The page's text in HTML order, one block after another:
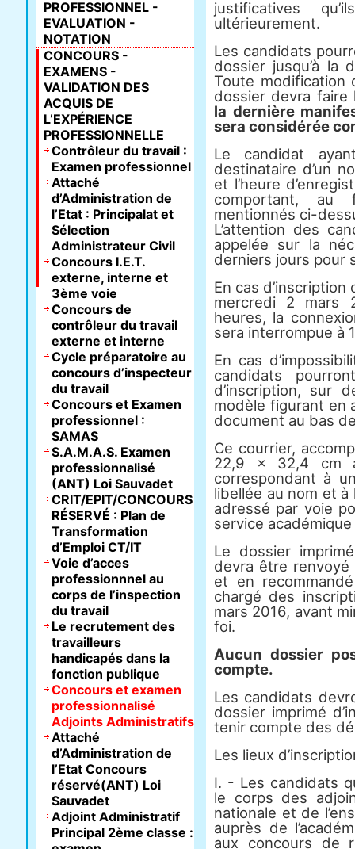
justificatives
ultérieurement.
Les candidats
dossier jusqu’à la
Toute modification
dossier devra faire
la dernière
sera considérée
Le candidat
destinataire d’un
et l’heure
comportant, au
mentionnés ci-
L’attention des
appelée sur la
derniers jours pour
En cas
mercredi 2 mars
heures, la
sera interrompue à
En cas
candidats
d’inscription, sur
modèle figurant en
document au bas
Ce courrier,
22,9 × 32,4 cm
correspondant à
libellée au nom et à
adressé par voie
service
Le dossier
devra être
et en
chargé des
mars 2016, avant
foi.
Aucun dossier
compte.
Les candidats
dossier imprimé
tenir compte des
Les lieux
I. - Les candidats
le corps des
nationale et de
auprès de
aux concours de
PROFESSIONNEL -
EVALUATION -
NOTATION
CONCOURS -
EXAMENS -
VALIDATION DES
ACQUIS DE
L’EXPÉRIENCE
PROFESSIONNELLE
Contrôleur du travail :
Examen professionnel
Attaché
d’Administration de
l’Etat : Principalat et
Sélection
Administrateur Civil
Concours I.E.T.
externe, interne et
3ème voie
Concours de
contrôleur du travail
externe et interne
Cycle préparatoire au
concours d’inspecteur
du travail
Concours et Examen
professionnel :
SAMAS
S.A.M.A.S. Examen
professionnalisé
(ANT) Loi Sauvadet
CRIT/EPIT/CONCOURS
RÉSERVÉ : Plan de
Transformation
d’Emploi CT/IT
Voie d’acces
professionnnel au
corps de l’inspection
du travail
Le recrutement des
travailleurs
handicapés dans la
fonction publique
Concours et examen
professionnalisé
Adjoints Administratifs
Attaché
d’Administration de
l’Etat Concours
réservé(ANT) Loi
Sauvadet
Adjoint Administratif
Principal 2ème classe :